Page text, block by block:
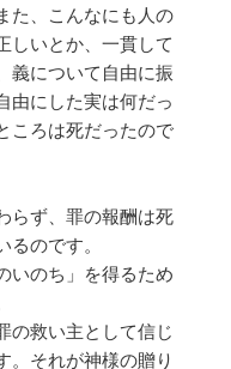
た、こんなにも人の
しいとか、一貫して
義について自由に振
由にした実は何だっ
ころは死だったので
らず、罪の報酬は死
のです。
いのち」を得るため
の救い主として信じ
。それが神様の贈り